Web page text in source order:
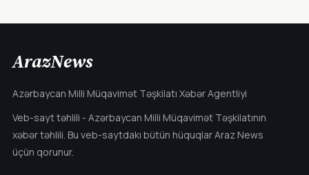
ArazNews
Azərbaycan Milli Müqavimət Təşkilatı Xəbər Agentliyi
Veb-sayt təhlili - Azərbaycan Milli Müqavimət Təşkilatının
xəbər təhlili. Bu veb-saytdakı bütün hüquqlar Araz News
üçün qorunur.